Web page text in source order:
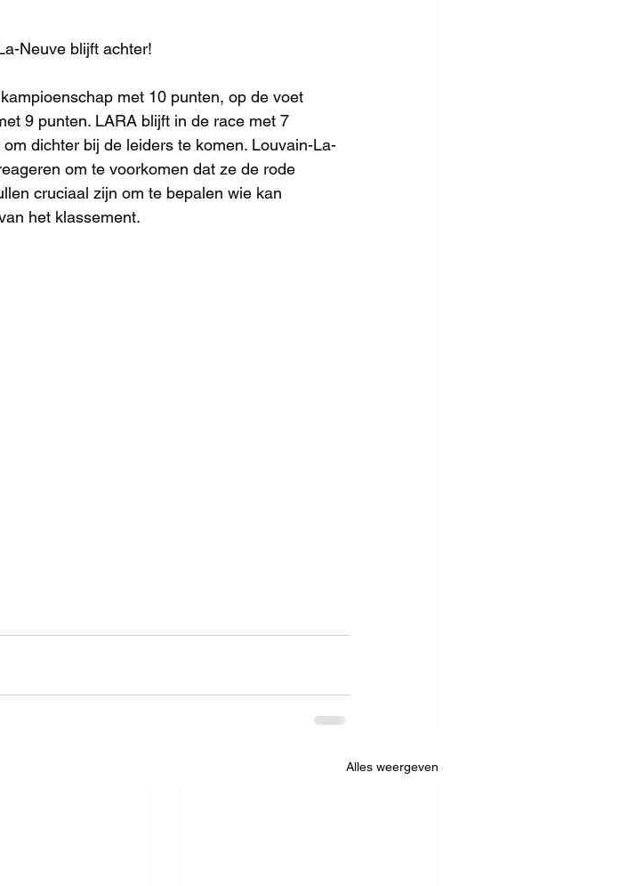
Neuve blijft achter!
met 10 punten, op de voet
9 punten. LARA blijft in de race met 7
dichter bij de leiders te komen. Louvain-La-
om te voorkomen dat ze de rode
cruciaal zijn om te bepalen wie kan
het klassement.
Alles weergeven